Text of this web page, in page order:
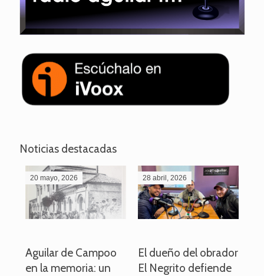
Noticias destacadas
20 mayo, 2026
Aguilar de Campoo
en la memoria: un
28 abril, 2026
El dueño del obrador
El Negrito defiende